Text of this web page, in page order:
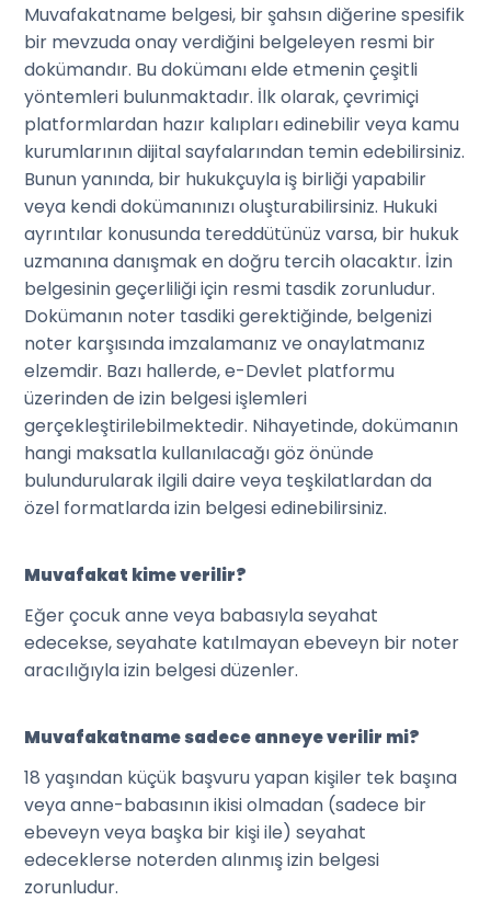
Muvafakatname belgesi, bir şahsın diğerine spesifik
bir mevzuda onay verdiğini belgeleyen resmi bir
dokümandır. Bu dokümanı elde etmenin çeşitli
yöntemleri bulunmaktadır. İlk olarak, çevrimiçi
platformlardan hazır kalıpları edinebilir veya kamu
kurumlarının dijital sayfalarından temin edebilirsiniz.
Bunun yanında, bir hukukçuyla iş birliği yapabilir
veya kendi dokümanınızı oluşturabilirsiniz. Hukuki
ayrıntılar konusunda tereddütünüz varsa, bir hukuk
uzmanına danışmak en doğru tercih olacaktır. İzin
belgesinin geçerliliği için resmi tasdik zorunludur.
Dokümanın noter tasdiki gerektiğinde, belgenizi
noter karşısında imzalamanız ve onaylatmanız
elzemdir. Bazı hallerde, e-Devlet platformu
üzerinden de izin belgesi işlemleri
gerçekleştirilebilmektedir. Nihayetinde, dokümanın
hangi maksatla kullanılacağı göz önünde
bulundurularak ilgili daire veya teşkilatlardan da
özel formatlarda izin belgesi edinebilirsiniz.
Muvafakat kime verilir?
Eğer çocuk anne veya babasıyla seyahat
edecekse, seyahate katılmayan ebeveyn bir noter
aracılığıyla izin belgesi düzenler.
Muvafakatname sadece anneye verilir mi?
18 yaşından küçük başvuru yapan kişiler tek başına
veya anne-babasının ikisi olmadan (sadece bir
ebeveyn veya başka bir kişi ile) seyahat
edeceklerse noterden alınmış izin belgesi
zorunludur.